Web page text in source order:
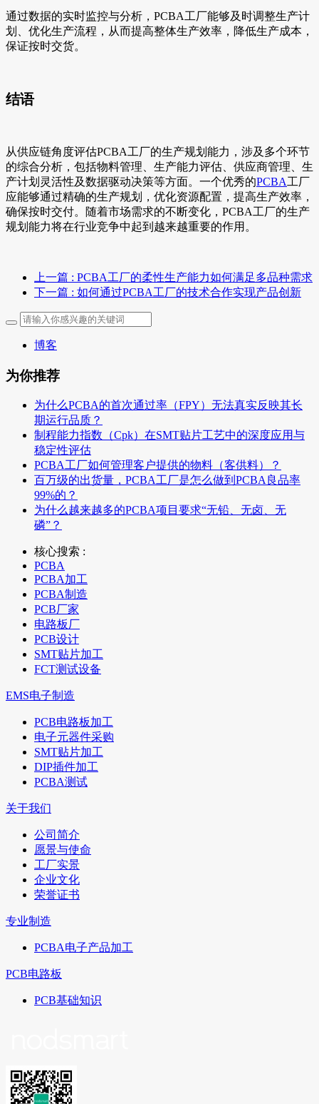
通过数据的实时监控与分析，PCBA工厂能够及时调整生产计
划、优化生产流程，从而提高整体生产效率，降低生产成本，
保证按时交货。
结语
从供应链角度评估PCBA工厂的生产规划能力，涉及多个环节
的综合分析，包括物料管理、生产能力评估、供应商管理、生
产计划灵活性及数据驱动决策等方面。一个优秀的PCBA工厂
应能够通过精确的生产规划，优化资源配置，提高生产效率，
确保按时交付。随着市场需求的不断变化，PCBA工厂的生产
规划能力将在行业竞争中起到越来越重要的作用。
上一篇 : PCBA工厂的柔性生产能力如何满足多品种需求
下一篇 : 如何通过PCBA工厂的技术合作实现产品创新
博客
为你推荐
为什么PCBA的首次通过率（FPY）无法真实反映其长
期运行品质？
制程能力指数（Cpk）在SMT贴片工艺中的深度应用与
稳定性评估
PCBA工厂如何管理客户提供的物料（客供料）？
百万级的出货量，PCBA工厂是怎么做到PCBA良品率
99%的？
为什么越来越多的PCBA项目要求“无铅、无卤、无
磷”？
核心搜索 :
PCBA
PCBA加工
PCBA制造
PCB厂家
电路板厂
PCB设计
SMT贴片加工
FCT测试设备
EMS电子制造
PCB电路板加工
电子元器件采购
SMT贴片加工
DIP插件加工
PCBA测试
关于我们
公司简介
愿景与使命
工厂实景
企业文化
荣誉证书
专业制造
PCBA电子产品加工
PCB电路板
PCB基础知识